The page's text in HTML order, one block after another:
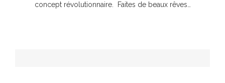
concept révolutionnaire. Faites de beaux rêves…